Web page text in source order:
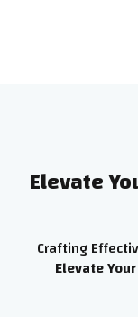
تسجيل جديد
Elevate
Crafting
Elevate